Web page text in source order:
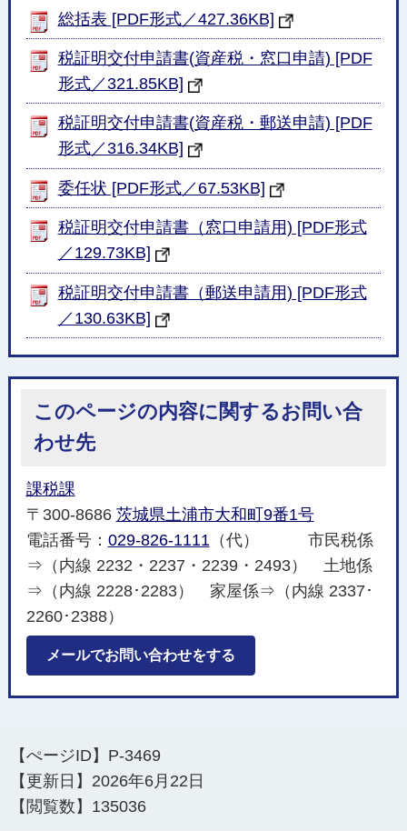
総括表 [PDF形式／427.36KB]
税証明交付申請書(資産税・窓口申請) [PDF
形式／321.85KB]
税証明交付申請書(資産税・郵送申請) [PDF
形式／316.34KB]
委任状 [PDF形式／67.53KB]
税証明交付申請書（窓口申請用) [PDF形式
／129.73KB]
税証明交付申請書（郵送申請用) [PDF形式
／130.63KB]
このページの内容に関するお問い合
わせ先
課税課
〒300-8686 茨城県土浦市大和町9番1号
電話番号： 029-826-1111 （代） 市民税係
⇒（内線 2232・2237・2239・2493） 土地係
⇒（内線 2228･2283） 家屋係⇒（内線 2337･
2260･2388）
メールでお問い合わせをする
【ぺージID】 P-3469
【更新日】 2026年6月22日
【閲覧数】 135036